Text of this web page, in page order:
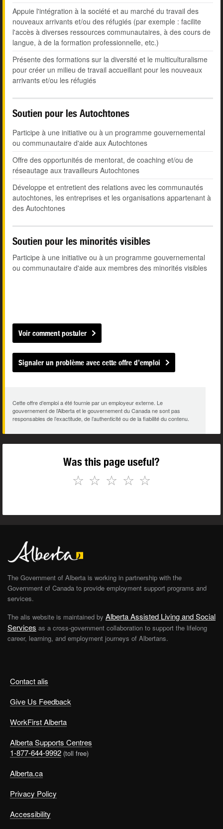
Appuie l'intégration à la société et au marché du travail des
nouveaux arrivants et/ou des réfugiés (par exemple : facilite
l'accès à diverses ressources communautaires, à des cours de
langue, à de la formation professionnelle, etc.)
Présente des formations sur la diversité et le multiculturalisme
pour créer un milieu de travail accueillant pour les nouveaux
arrivants et/ou les réfugiés
Soutien pour les Autochtones
Participe à une initiative ou à un programme gouvernemental
ou communautaire d'aide aux Autochtones
Offre des opportunités de mentorat, de coaching et/ou de
réseautage aux travailleurs Autochtones
Développe et entretient des relations avec les communautés
autochtones, les entreprises et les organisations appartenant à
des Autochtones
Soutien pour les minorités visibles
Participe à une initiative ou à un programme gouvernemental
ou communautaire d'aide aux membres des minorités visibles
Voir comment postuler
Signaler un problème avec cette offre d’emploi
Cette offre d’emploi a été fournie par un employeur externe. Le
gouvernement de l’Alberta et le gouvernement du Canada ne sont pas
responsables de l’exactitude, de l’authenticité ou de la fiabilité du contenu.
Was this page useful?
☆
☆
☆
☆
☆
Contact alis
Give Us Feedback
WorkFirst Alberta
Alberta Supports Centres
1-877-644-9992 (toll free)
Alberta.ca
Privacy Policy
Accessibility
The Government of Alberta is working in partnership with the
Government of Canada to provide employment support programs and
services.
The alis website is maintained by Alberta Assisted Living and Social
Services as a cross-government collaboration to support the lifelong
career, learning, and employment journeys of Albertans.